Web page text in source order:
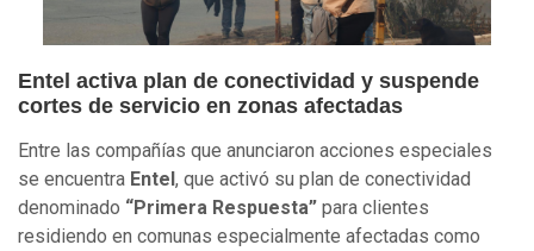
Entel activa plan de conectividad y suspende
cortes de servicio en zonas afectadas
Entre las compañías que anunciaron acciones especiales
se encuentra Entel , que activó su plan de conectividad
denominado “Primera Respuesta” para clientes
residiendo en comunas especialmente afectadas como